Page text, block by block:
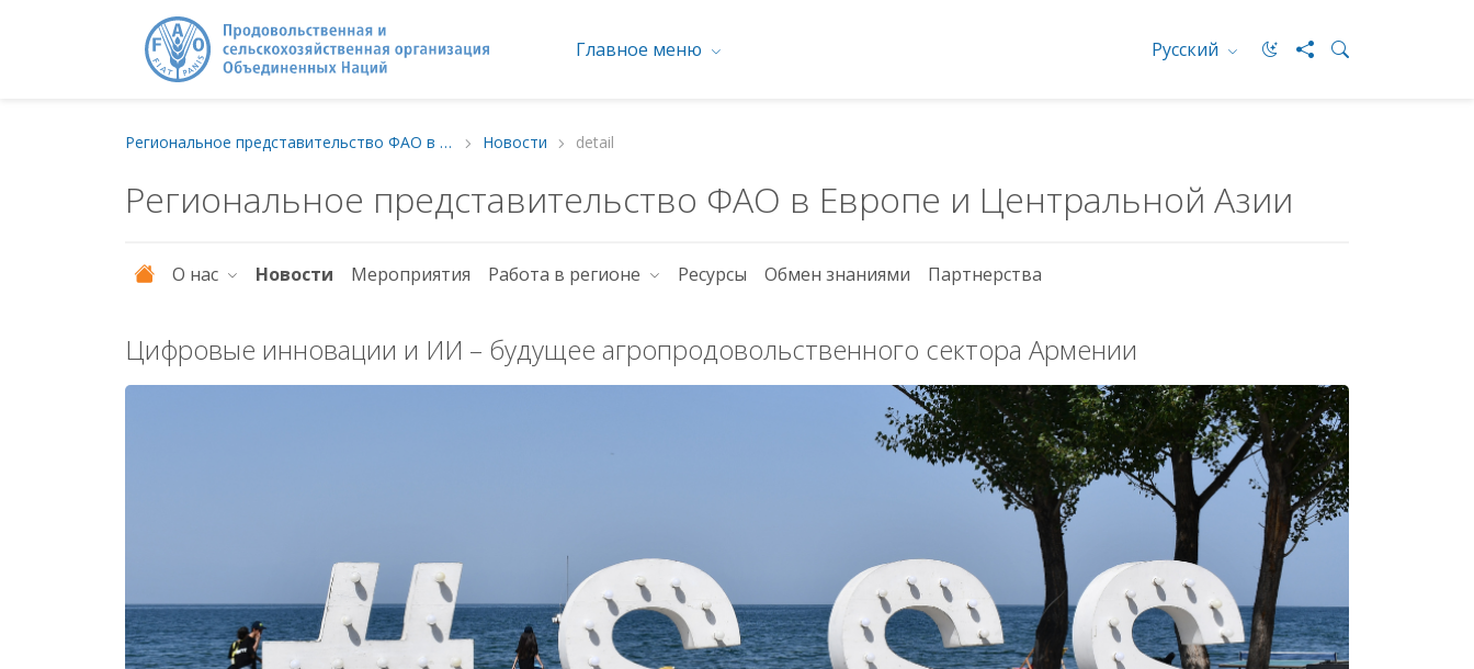
Главное меню Русский
Региональное представительство ФАО в Европе и Центральной Азии Новости detail
Региональное представительство ФАО в Европе и Центральной Азии
О нас Новости Мероприятия Работа в регионе Ресурсы Обмен знаниями Партнерства
Цифровые инновации и ИИ – будущее агропродовольственного сектора Армении